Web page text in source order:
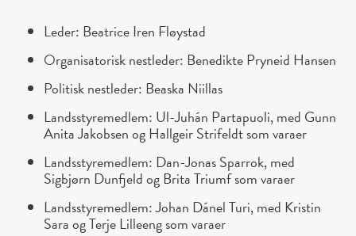
Leder: Beatrice Iren Fløystad
Organisatorisk nestleder: Benedikte Pryneid Hansen
Politisk nestleder: Beaska Niillas
Landsstyremedlem: Ul-Juhán Partapuoli, med Gunn
Anita Jakobsen og Hallgeir Strifeldt som varaer
Landsstyremedlem: Dan-Jonas Sparrok, med
Sigbjørn Dunfjeld og Brita Triumf som varaer
Landsstyremedlem: Johan Dánel Turi, med Kristin
Sara og Terje Lilleeng som varaer